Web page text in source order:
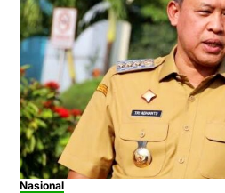
Nasional